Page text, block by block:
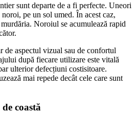
sunt departe de a fi perfecte. Uneori
pe un sol umed. În acest caz,
Noroiul se acumulează rapid
de aspectul vizual sau de confortul
după fiecare utilizare este vitală
ulterior defecțiuni costisitoare.
mai repede decât cele care sunt
coastă